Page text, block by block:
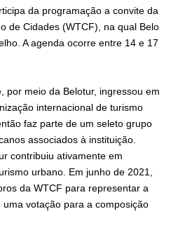
da programação a convite da
de Cidades (WTCF), na qual Belo
A agenda ocorre entre 14 e 17
por meio da Belotur, ingressou em
internacional de turismo
faz parte de um seleto grupo
associados à instituição.
contribuiu ativamente em
urbano. Em junho de 2021,
da WTCF para representar a
votação para a composição